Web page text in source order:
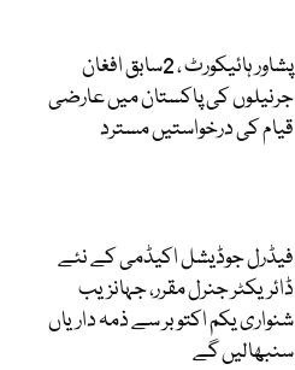
پشاور ہائیکورٹ ، 2سابق افغان
جرنیلوں کی پاکستان میں عارضی
قیام کی درخواستیں مسترد
فیڈرل جوڈیشل اکیڈمی کے نئے
ڈائریکٹر جنرل مقرر، جہانزیب
شنواری یکم اکتوبر سے ذمہ داریاں
سنبھالیں گے